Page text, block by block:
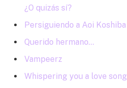
¿O quizás sí?
Persiguiendo a Aoi Koshiba
Querido hermano…
Vampeerz
Whispering you a love song